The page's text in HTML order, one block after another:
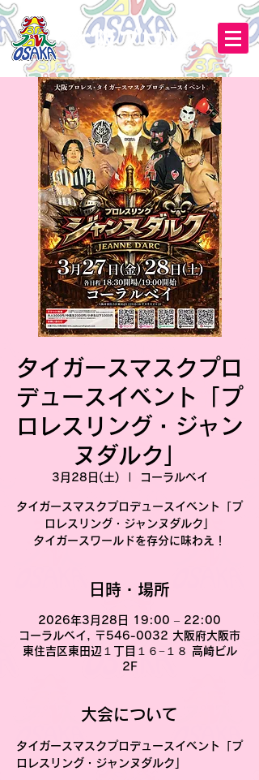
タイガースマスクプロ
デュースイベント「プ
ロレスリング・ジャン
ヌダルク」
3月28日(土) コーラルベイ
タイガースマスクプロデュースイベント「プ
ロレスリング・ジャンヌダルク」
タイガースワールドを存分に味わえ！
日時・場所
2026年3月28日 19:00 – 22:00
コーラルベイ, 〒546-0032 大阪府大阪市
東住吉区東田辺１丁目１６−１８ 高崎ビル
2F
大会について
タイガースマスクプロデュースイベント「プ
ロレスリング・ジャンヌダルク」